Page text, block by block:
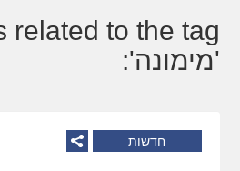
related to the tag
'מימונה':
חדשות